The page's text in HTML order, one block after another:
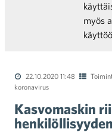
myös
22.10.2020 11:48
koronavirus
Kasvomaskin